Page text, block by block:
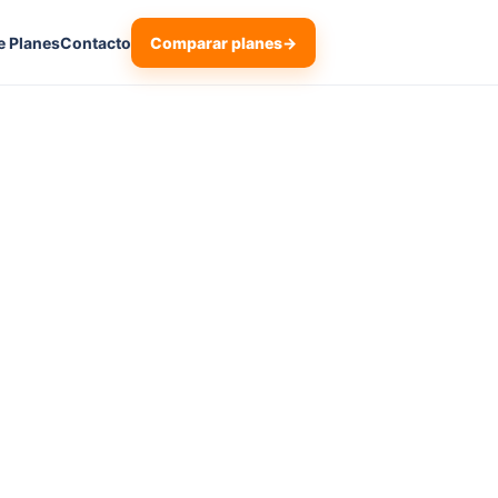
PlanesContacto Comparar planes→